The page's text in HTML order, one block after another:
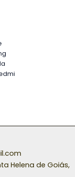
Helena de Goiás,